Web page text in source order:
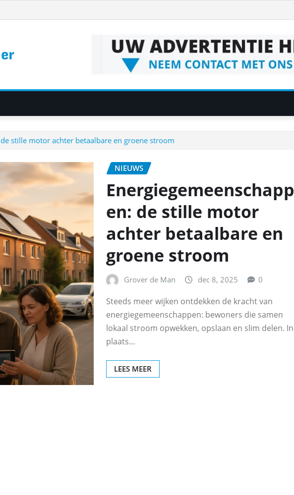
stille motor achter betaalbare en groene stroom
NIEUWS
Energiegemeenschapp
en: de stille motor
achter betaalbare en
groene stroom
Grover de Man dec 8, 2025 0
Steeds meer wijken ontdekken de kracht van
energiegemeenschappen: bewoners die samen
lokaal stroom opwekken, opslaan en slim delen. In
plaats…
LEES MEER